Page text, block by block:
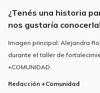
¿Tenés una historia
nos gustaría conocerla!
Imagen principal: Alejandra
durante el taller de
+COMUNIDAD.
Redacción +Comunidad